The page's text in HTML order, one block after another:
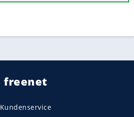
freenet
Kundenservice